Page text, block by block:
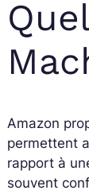
Amazon
permettent
rapport à
souvent